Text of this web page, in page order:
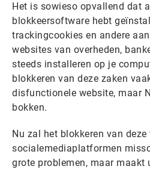
Het is sowieso opvallend dat
blokkeersoftware hebt
trackingcookies en andere
websites van overheden,
steeds installeren op je
blokkeren van deze zaken
disfunctionele website, maar
bokken.
Nu zal het blokkeren van deze
socialemediaplatformen
grote problemen, maar maakt